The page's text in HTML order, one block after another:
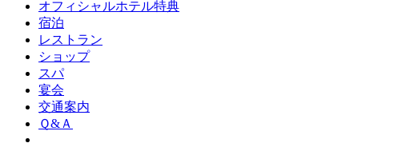
オフィシャルホテル特典
宿泊
レストラン
ショップ
スパ
宴会
交通案内
Ｑ&Ａ